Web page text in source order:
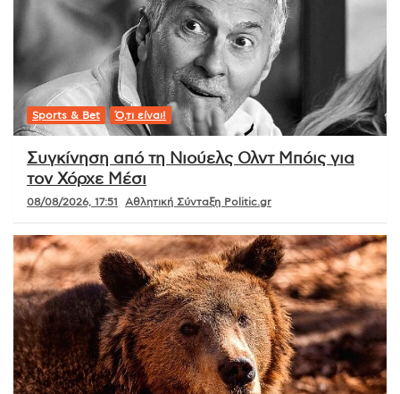
Sports & Bet Ό,τι είναι!
Συγκίνηση από τη Νιούελς Ολντ Μπόις για
τον Χόρχε Μέσι
08/08/2026, 17:51 Αθλητική Σύνταξη Politic.gr